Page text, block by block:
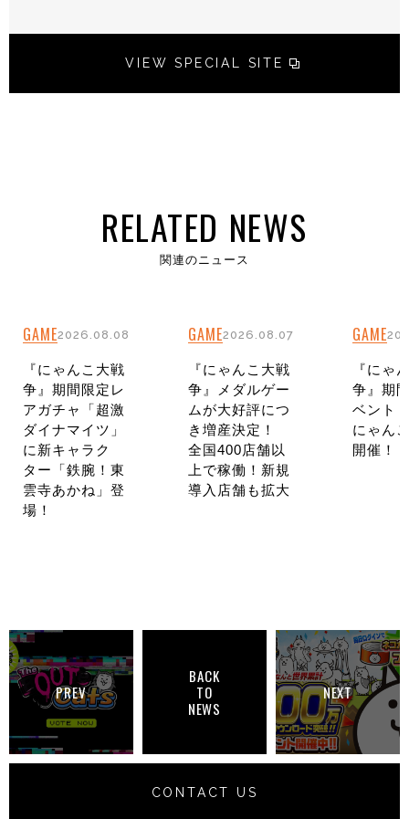
VIEW SPECIAL SITE
RELATED NEWS
関連のニュース
GAME2026.08.08
『にゃんこ大戦
争』期間限定レ
アガチャ「超激
ダイナマイツ」
に新キャラク
ター「鉄腕！東
雲寺あかね」登
場！
GAME2026.08.07
『にゃんこ大戦
争』メダルゲー
ムが大好評につ
き増産決定！
全国400店舗以
上で稼働！新規
導入店舗も拡大
GAME
『にゃ
争』期
ベント
にゃん
開催！
PREV
BACK
TO
NEWS
NEXT
CONTACT US